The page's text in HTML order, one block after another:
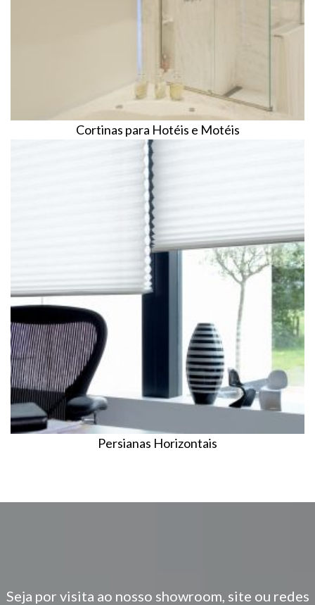
Cortinas para Hotéis e Motéis
Persianas Horizontais
Seja por visita ao nosso showroom, site ou redes